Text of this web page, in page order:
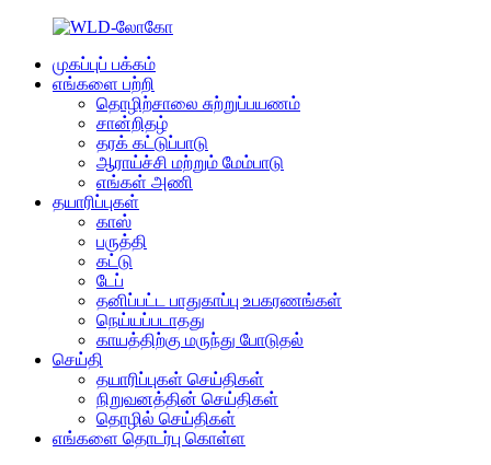
முகப்புப் பக்கம்
எங்களை பற்றி
தொழிற்சாலை சுற்றுப்பயணம்
சான்றிதழ்
தரக் கட்டுப்பாடு
ஆராய்ச்சி மற்றும் மேம்பாடு
எங்கள் அணி
தயாரிப்புகள்
காஸ்
பருத்தி
கட்டு
டேப்
தனிப்பட்ட பாதுகாப்பு உபகரணங்கள்
நெய்யப்படாதது
காயத்திற்கு மருந்து போடுதல்
செய்தி
தயாரிப்புகள் செய்திகள்
நிறுவனத்தின் செய்திகள்
தொழில் செய்திகள்
எங்களை தொடர்பு கொள்ள